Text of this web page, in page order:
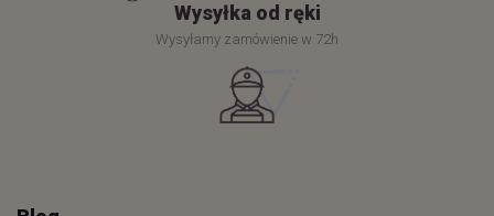
Wysyłka od ręki
Wysyłamy zamówienie w 72h